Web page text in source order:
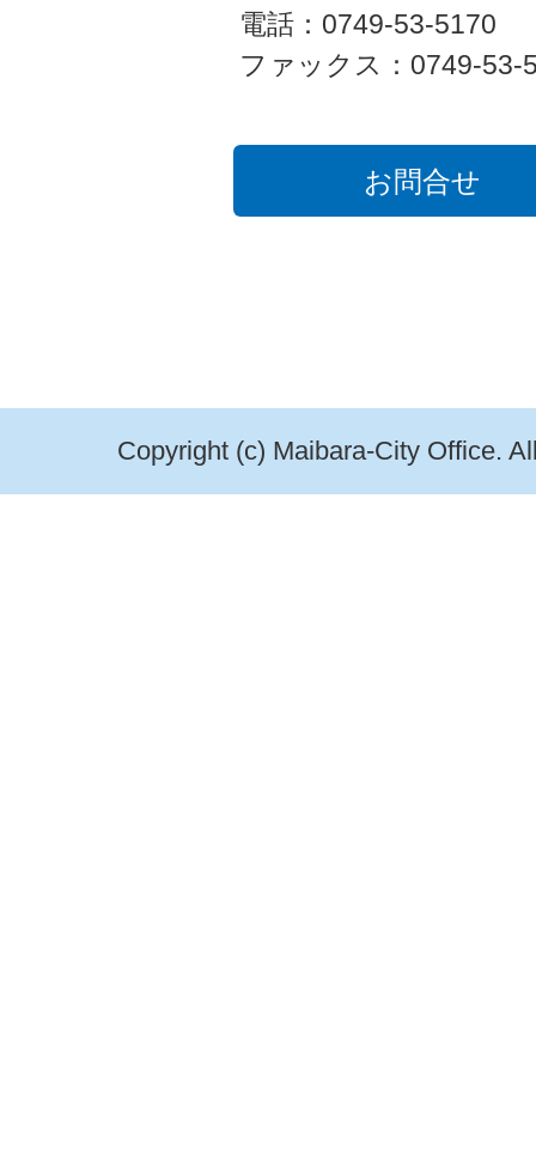
電話：0749-53-5170
ファックス：0749-53-
お問合せ
Copyright (c) Maibara-City Office.